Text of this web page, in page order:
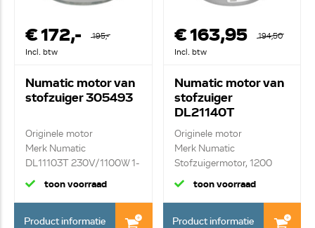
€ 172,-
195,-
Incl. btw
Numatic motor van
stofzuiger 305493
Originele motor
Merk Numatic
DL11103T 230V/1100W 1-
stag...
toon voorraad
Product informatie
€ 163,95
194,50
Incl. btw
Numatic motor van
stofzuiger
DL21140T
Originele motor
Merk Numatic
Stofzuigermotor, 1200
Watt ...
toon voorraad
Product informatie